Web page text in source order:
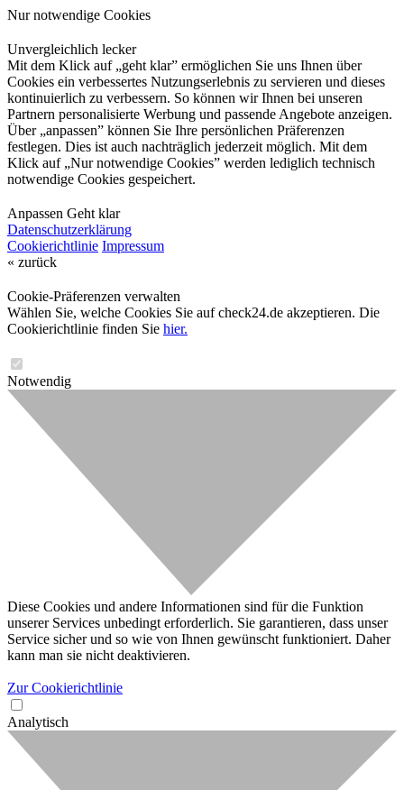
Nur notwendige Cookies
Unvergleichlich lecker
Mit dem Klick auf „geht klar” ermöglichen Sie uns Ihnen über
Cookies ein verbessertes Nutzungserlebnis zu servieren und dieses
kontinuierlich zu verbessern. So können wir Ihnen bei unseren
Partnern personalisierte Werbung und passende Angebote anzeigen.
Über „anpassen” können Sie Ihre persönlichen Präferenzen
festlegen. Dies ist auch nachträglich jederzeit möglich. Mit dem
Klick auf „Nur notwendige Cookies” werden lediglich technisch
notwendige Cookies gespeichert.
Anpassen Geht klar
Datenschutzerklärung
Cookierichtlinie Impressum
« zurück
Cookie-Präferenzen verwalten
Wählen Sie, welche Cookies Sie auf check24.de akzeptieren. Die
Cookierichtlinie finden Sie hier.
Notwendig
Diese Cookies und andere Informationen sind für die Funktion
unserer Services unbedingt erforderlich. Sie garantieren, dass unser
Service sicher und so wie von Ihnen gewünscht funktioniert. Daher
kann man sie nicht deaktivieren.
Zur Cookierichtlinie
Analytisch